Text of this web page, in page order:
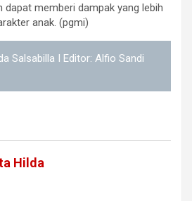
dapat memberi dampak yang lebih
anak. (pgmi)
Salsabilla I Editor: Alfio Sandi
Hilda